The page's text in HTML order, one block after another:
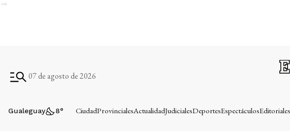
Ads
07 de agosto de 2026
Gualeguay 8° CiudadProvincialesActualidadJudicialesDeportesEspectáculosEditoriales